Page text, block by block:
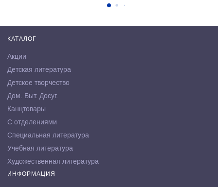
КАТАЛОГ
Акции
Детская литература
Детское творчество
Дом. Быт. Досуг.
Канцтовары
С отделениями
Специальная литература
Учебная литература
Художественная литература
ИНФОРМАЦИЯ